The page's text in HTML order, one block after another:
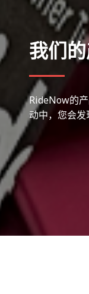
我们
RideNow的
动中，您会发